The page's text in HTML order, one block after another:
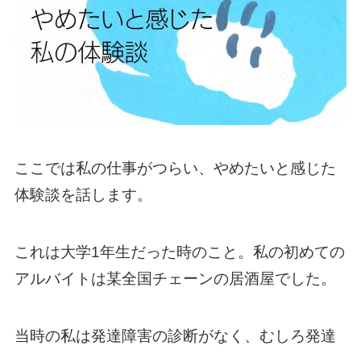
ここでは私の仕事がつらい、やめたいと感じた
体験談を話します。
これは大学1年生だった時のこと。私の初めての
アルバイトは某全国チェーンの居酒屋でした。
当時の私は発達障害の診断がなく、むしろ発達